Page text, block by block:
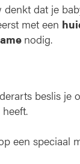
dat je
met een
nodig.
beslis je
een speciaal